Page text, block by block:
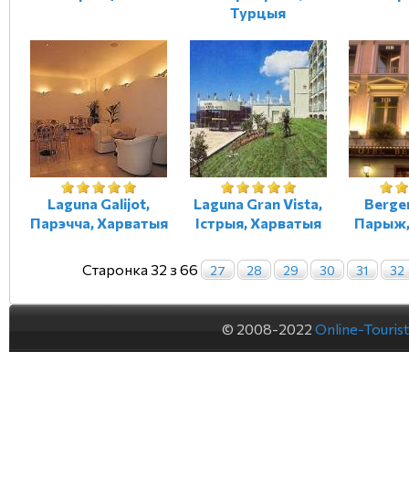
Турцыя
Laguna Galijot,
Парэчча, Харватыя
Laguna Gran Vista,
Істрыя, Харватыя
Старонка 32 з 66 27 28 29 30 31 32
© 2008-2022 Online-